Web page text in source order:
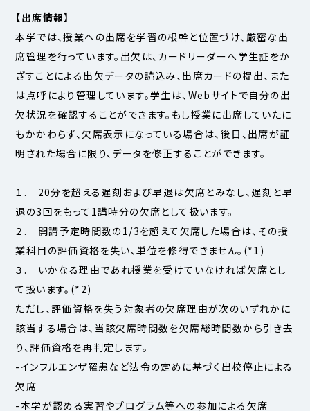
【出席情報】
本学では、授業への出席を学習の根幹と位置づけ、厳密な出
席管理を行っています。出欠は、カードリーダーへ学生証をか
ざすことによる出欠データの読込み、出席カードの提出、また
は点呼により管理しています。学生は、Webサイトで自分の出
欠状況を確認することができます。もし授業に出席していたに
もかかわらず、欠席表示になっている場合は、後日、出席が証
明された場合に限り、データを修正することができます。
１. 20分を超える遅刻および早退は欠席とみなし、遅刻と早
退の3回をもって1講時分の欠席として扱います。
２. 開講予定時間数の1/3を超えて欠席した場合は、その授
業科目の評価資格を失い、単位を修得できません。(*1)
３. いかなる理由であれ授業を受けていなければ欠席とし
て扱います。(*2)
ただし、評価資格を失う対象者の欠席理由が次のいずれかに
該当する場合は、当該欠席時間数を欠席総時間数から引き去
り、評価資格を再判定します。
-インフルエンザ罹患など法令の定めに基づく出校停止による
欠席
-本学が認める実習やプログラム等への参加による欠席